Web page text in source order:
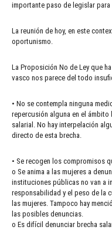
importante paso de legislar
La reunión de hoy, en este
oportunismo.
La Proposición No de Ley que
vasco nos parece del todo
• No se contempla ninguna
repercusión alguna en el ámbito
salarial. No hay interpelación
directo de esta brecha.
• Se recogen los compromisos
o Se anima a las mujeres a
instituciones públicas no van a
responsabilidad y el peso de la
las mujeres. Tampoco hay
las posibles denuncias.
o Es difícil denunciar brecha